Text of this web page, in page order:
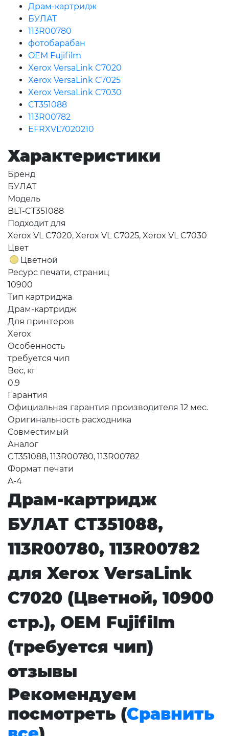
Драм-картридж
БУЛАТ
113R00780
фотобарабан
OEM Fujifilm
Xerox VersaLink C7020
Xerox VersaLink C7025
Xerox VersaLink C7030
CT351088
113R00782
EFRXVL7020210
Характеристики
Бренд
БУЛАТ
Модель
BLT-CT351088
Подходит для
Xerox VL C7020, Xerox VL C7025, Xerox VL C7030
Цвет
Цветной
Ресурс печати, страниц
10900
Тип картриджа
Драм-картридж
Для принтеров
Xerox
Особенность
требуется чип
Вес, кг
0.9
Гарантия
Официальная гарантия производителя 12 мес.
Оригинальность расходника
Совместимый
Аналог
CT351088, 113R00780, 113R00782
Формат печати
A-4
Драм-картридж
БУЛАТ CT351088,
113R00780, 113R00782
для Xerox VersaLink
C7020 (Цветной, 10900
стр.), OEM Fujifilm
(требуется чип)
отзывы
Рекомендуем
посмотреть (Сравнить